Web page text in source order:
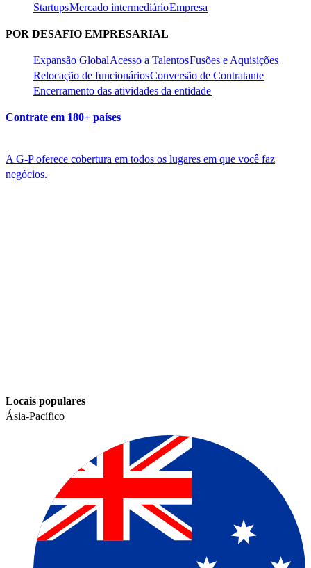
Startups​​Mercado intermediário​​Empresa​​
POR DESAFIO EMPRESARIAL​​
Expansão Global​​Acesso a Talentos​​Fusões e Aquisições​​
Relocação de funcionários​​Conversão de Contratante​​
Encerramento das atividades da entidade​​
Contrate em 180+ países​​
A G-P oferece cobertura em todos os lugares em que você faz
negócios.​​
Locais populares​​
Ásia-Pacífico​​